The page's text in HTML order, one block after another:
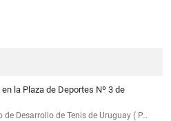
la Plaza de Deportes Nº 3 de
Desarrollo de Tenis de Uruguay ( P…